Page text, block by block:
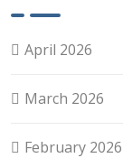
April 2026
March 2026
February 2026